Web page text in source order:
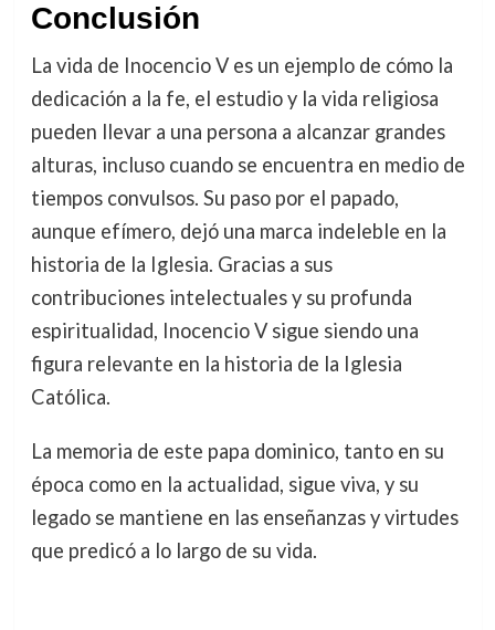
Conclusión
La vida de Inocencio V es un ejemplo de cómo la
dedicación a la fe, el estudio y la vida religiosa
pueden llevar a una persona a alcanzar grandes
alturas, incluso cuando se encuentra en medio de
tiempos convulsos. Su paso por el papado,
aunque efímero, dejó una marca indeleble en la
historia de la Iglesia. Gracias a sus
contribuciones intelectuales y su profunda
espiritualidad, Inocencio V sigue siendo una
figura relevante en la historia de la Iglesia
Católica.
La memoria de este papa dominico, tanto en su
época como en la actualidad, sigue viva, y su
legado se mantiene en las enseñanzas y virtudes
que predicó a lo largo de su vida.